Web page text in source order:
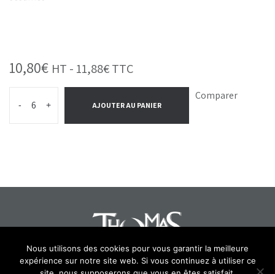
10,80€ HT - 11,88€TTC
- + AJOUTER AU PANIER
Comparer
Nous utilisons des cookies pour vous garantir la meilleure
expérience sur notre site web. Si vous continuez à utiliser ce